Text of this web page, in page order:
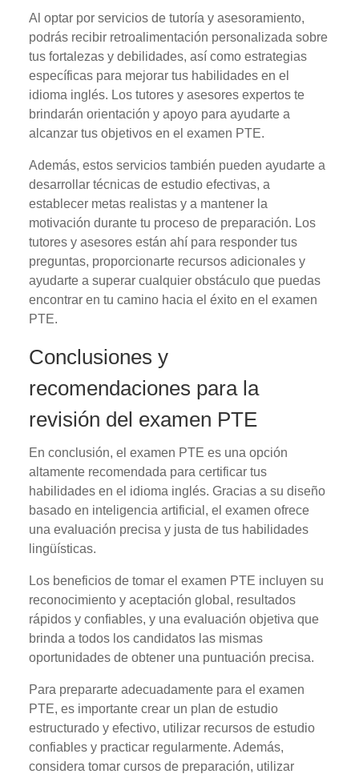
Al optar por servicios de tutoría y asesoramiento,
podrás recibir retroalimentación personalizada sobre
tus fortalezas y debilidades, así como estrategias
específicas para mejorar tus habilidades en el
idioma inglés. Los tutores y asesores expertos te
brindarán orientación y apoyo para ayudarte a
alcanzar tus objetivos en el examen PTE.
Además, estos servicios también pueden ayudarte a
desarrollar técnicas de estudio efectivas, a
establecer metas realistas y a mantener la
motivación durante tu proceso de preparación. Los
tutores y asesores están ahí para responder tus
preguntas, proporcionarte recursos adicionales y
ayudarte a superar cualquier obstáculo que puedas
encontrar en tu camino hacia el éxito en el examen
PTE.
Conclusiones y
recomendaciones para la
revisión del examen PTE
En conclusión, el examen PTE es una opción
altamente recomendada para certificar tus
habilidades en el idioma inglés. Gracias a su diseño
basado en inteligencia artificial, el examen ofrece
una evaluación precisa y justa de tus habilidades
lingüísticas.
Los beneficios de tomar el examen PTE incluyen su
reconocimiento y aceptación global, resultados
rápidos y confiables, y una evaluación objetiva que
brinda a todos los candidatos las mismas
oportunidades de obtener una puntuación precisa.
Para prepararte adecuadamente para el examen
PTE, es importante crear un plan de estudio
estructurado y efectivo, utilizar recursos de estudio
confiables y practicar regularmente. Además,
considera tomar cursos de preparación, utilizar